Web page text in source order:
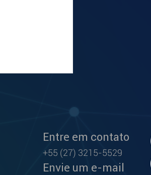
Entre em contato
+55 (27) 3215-5529
Envie um e-mail